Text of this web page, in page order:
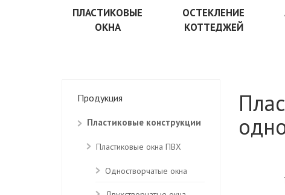
ПЛАСТИКОВЫЕ
ОКНА
ОСТЕКЛЕНИЕ
КОТТЕДЖЕЙ
Продукция
Пластиковые конструкции
Пластиковые окна ПВХ
Одностворчатые окна